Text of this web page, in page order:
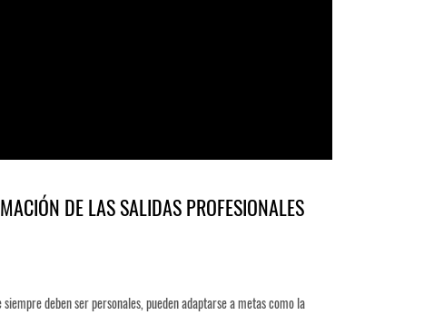
DE LAS SALIDAS PROFESIONALES
deben ser personales, pueden adaptarse a metas como la